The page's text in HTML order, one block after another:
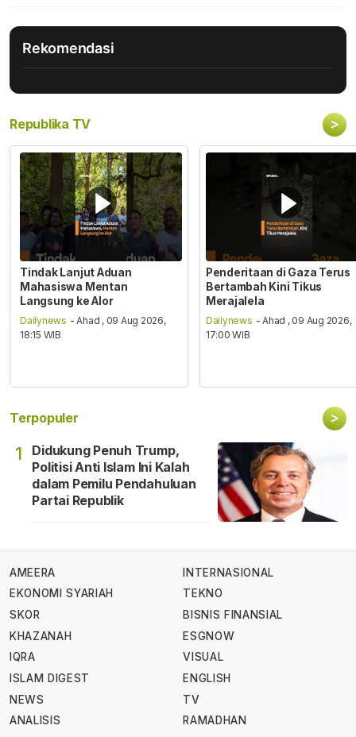
Rekomendasi
Republika TV >
Tindak Lanjut Aduan
Mahasiswa Mentan
Langsung ke Alor
Dailynews - Ahad , 09 Aug 2026,
18:15 WIB
Penderitaan di Gaza Terus
Bertambah Kini Tikus
Merajalela
Dailynews - Ahad , 09 Aug 2026,
17:00 WIB
Terpopuler >
1
Didukung Penuh Trump,
Politisi Anti Islam Ini Kalah
dalam Pemilu Pendahuluan
Partai Republik
AMEERA
EKONOMI SYARIAH
SKOR
KHAZANAH
IQRA
ISLAM DIGEST
NEWS
ANALISIS
INTERNASIONAL
TEKNO
BISNIS FINANSIAL
ESGNOW
VISUAL
ENGLISH
TV
RAMADHAN